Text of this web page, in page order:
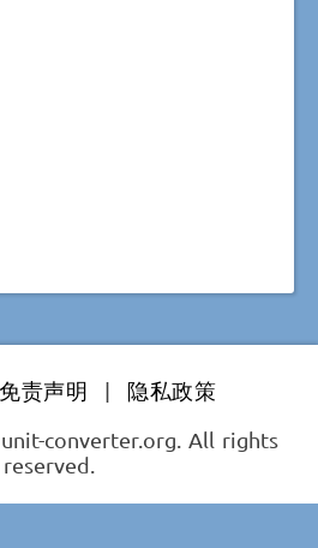
免责声明 |
隐私政策
converter.org. All rights
reserved.